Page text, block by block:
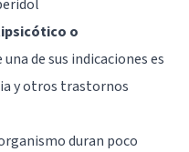
o
de sus indicaciones es
y otros trastornos
duran poco